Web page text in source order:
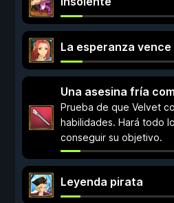
La esperanza vence
Una asesina fría
Prueba de que Velvet
habilidades. Hará todo
conseguir su objetivo.
Leyenda pirata